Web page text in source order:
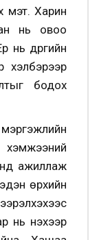
мэт. Харин
нь овоо
дүүргийн
хэлбэрээр
бодох
хэмжээний
ажиллаж
өрхийн
нь үнэхээр